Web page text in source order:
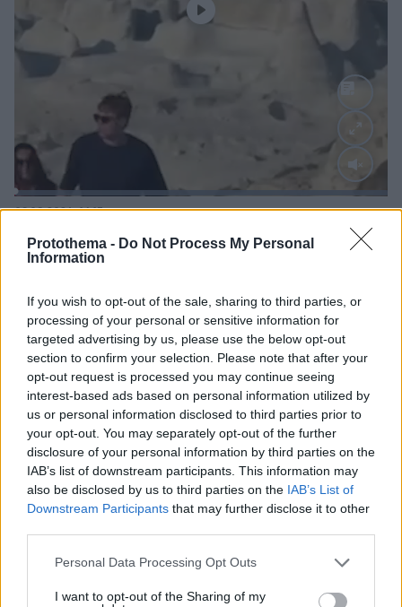
Protothema - Do Not Process My Personal
Information
If you wish to opt-out of the sale, sharing to third parties, or
processing of your personal or sensitive information for
targeted advertising by us, please use the below opt-out
section to confirm your selection. Please note that after your
opt-out request is processed you may continue seeing
interest-based ads based on personal information utilized by
us or personal information disclosed to third parties prior to
your opt-out. You may separately opt-out of the further
disclosure of your personal information by third parties on the
IAB’s list of downstream participants. This information may
also be disclosed by us to third parties on the IAB’s List of
Downstream Participants that may further disclose it to other
Please note that this website/app uses one or more Google
not limited to your visit or usage behaviour. You may click to
Personal Data Processing Opt Outs
I want to opt-out of the Sharing of my
Loaded:
Η ΥΠΑ διαπίστωσε κενό στον νόμο όταν ένας...
απίθανος τύπος προσγείωσε το ελικόπτερό του
09.08.2026, 14:15